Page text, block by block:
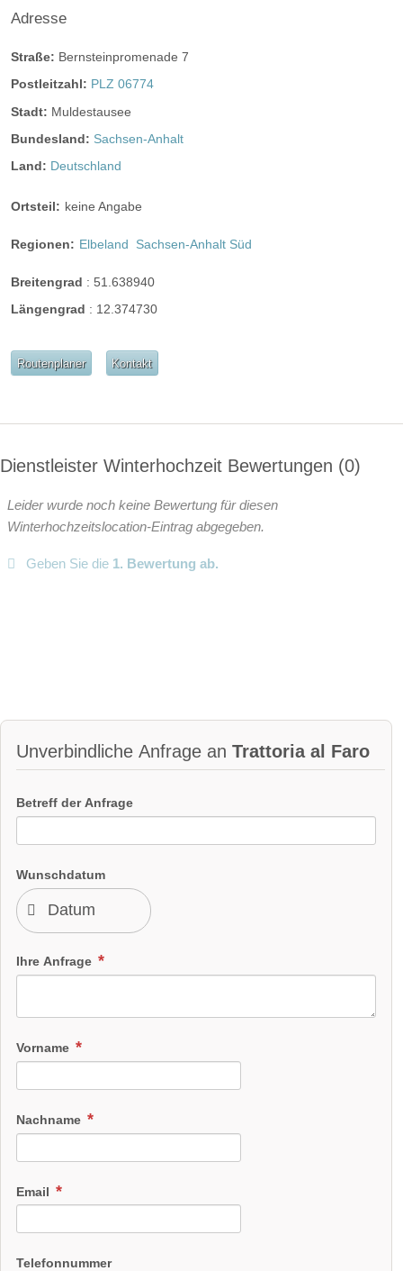
Helikopterlandeplatz
weitere Unterlagen
Adresse
Straße: Bernsteinpromenade 7
Postleitzahl: PLZ 06774
Stadt: Muldestausee
Bundesland: Sachsen-Anhalt
Land: Deutschland
Ortsteil: keine Angabe
Regionen: Elbeland Sachsen-Anhalt Süd
Breitengrad : 51.638940
Längengrad : 12.374730
Routenplaner Kontakt
Dienstleister Winterhochzeit Bewertungen 0
Leider wurde noch keine Bewertung für diesen
Winterhochzeitslocation-Eintrag abgegeben.
Geben Sie die 1. Bewertung ab.
Unverbindliche Anfrage an Trattoria al Faro
Betreff der Anfrage
Wunschdatum
Ihre Anfrage
Vorname
Nachname
Email
Telefonnummer